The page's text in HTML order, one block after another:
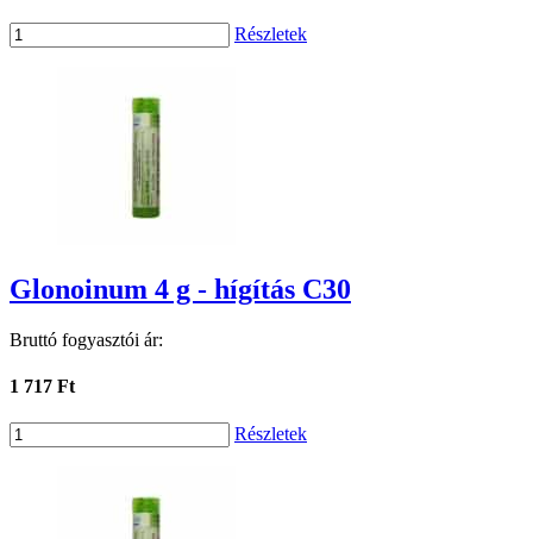
Részletek
Glonoinum 4 g - hígítás C30
Bruttó fogyasztói ár:
1 717 Ft
Részletek